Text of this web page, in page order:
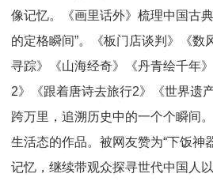
像记忆。《画里话外》梳理中国古
的定格瞬间”。《板门店谈判》《
寻踪》《山海经奇》《丹青绘千年
2》《跟着唐诗去旅行2》《世界遗
跨万里，追溯历史中的一个个瞬间
生活态的作品。被网友赞为“下饭神
记忆，继续带观众探寻世代中国人